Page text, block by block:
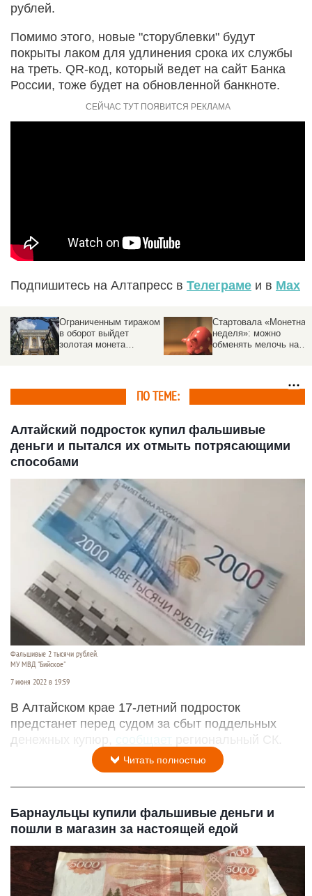
рублей.
Помимо этого, новые "сторублевки" будут
покрыты лаком для удлинения срока их службы
на треть. QR-код, который ведет на сайт Банка
России, тоже будет на обновленной банкноте.
Подпишитесь на Алтапресс в Телеграме и в Max
Ограниченным тиражом
в оборот выйдет
золотая монета
Стартовала «Монетная
неделя»: можно
обменять мелочь на
ПО ТЕМЕ:
Алтайский подросток купил фальшивые
деньги и пытался их отмыть потрясающими
способами
Фальшивые 2 тысячи рублей.
МУ МВД "Бийское"
7 июня 2022 в 19:59
В Алтайском крае 17-летний подросток
предстанет перед судом за сбыт поддельных
денежных купюр,
сообщает региональный СК.
Читать полностью
Барнаульцы купили фальшивые деньги и
пошли в магазин за настоящей едой